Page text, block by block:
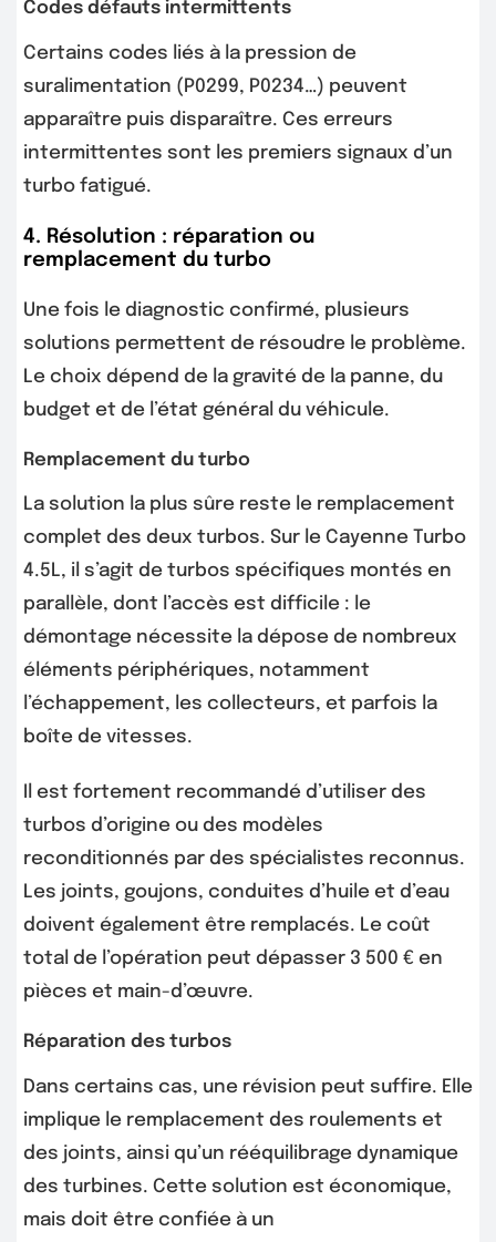
Codes défauts intermittents
Certains codes liés à la pression de
suralimentation (P0299, P0234…) peuvent
apparaître puis disparaître. Ces erreurs
intermittentes sont les premiers signaux d’un
turbo fatigué.
4. Résolution : réparation ou
remplacement du turbo
Une fois le diagnostic confirmé, plusieurs
solutions permettent de résoudre le problème.
Le choix dépend de la gravité de la panne, du
budget et de l’état général du véhicule.
Remplacement du turbo
La solution la plus sûre reste le remplacement
complet des deux turbos. Sur le Cayenne Turbo
4.5L, il s’agit de turbos spécifiques montés en
parallèle, dont l’accès est difficile : le
démontage nécessite la dépose de nombreux
éléments périphériques, notamment
l’échappement, les collecteurs, et parfois la
boîte de vitesses.
Il est fortement recommandé d’utiliser des
turbos d’origine ou des modèles
reconditionnés par des spécialistes reconnus.
Les joints, goujons, conduites d’huile et d’eau
doivent également être remplacés. Le coût
total de l’opération peut dépasser 3 500 € en
pièces et main-d’œuvre.
Réparation des turbos
Dans certains cas, une révision peut suffire. Elle
implique le remplacement des roulements et
des joints, ainsi qu’un rééquilibrage dynamique
des turbines. Cette solution est économique,
mais doit être confiée à un